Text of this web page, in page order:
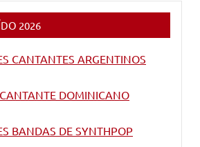
2026
CANTANTES ARGENTINOS
DOMINICANO
BANDAS DE SYNTHPOP